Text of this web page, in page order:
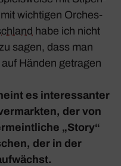
wich­tigen Orches­
habe ich nicht
sagen, dass man
Händen getragen
es inter­es­santer
der von
„Story“
der in der